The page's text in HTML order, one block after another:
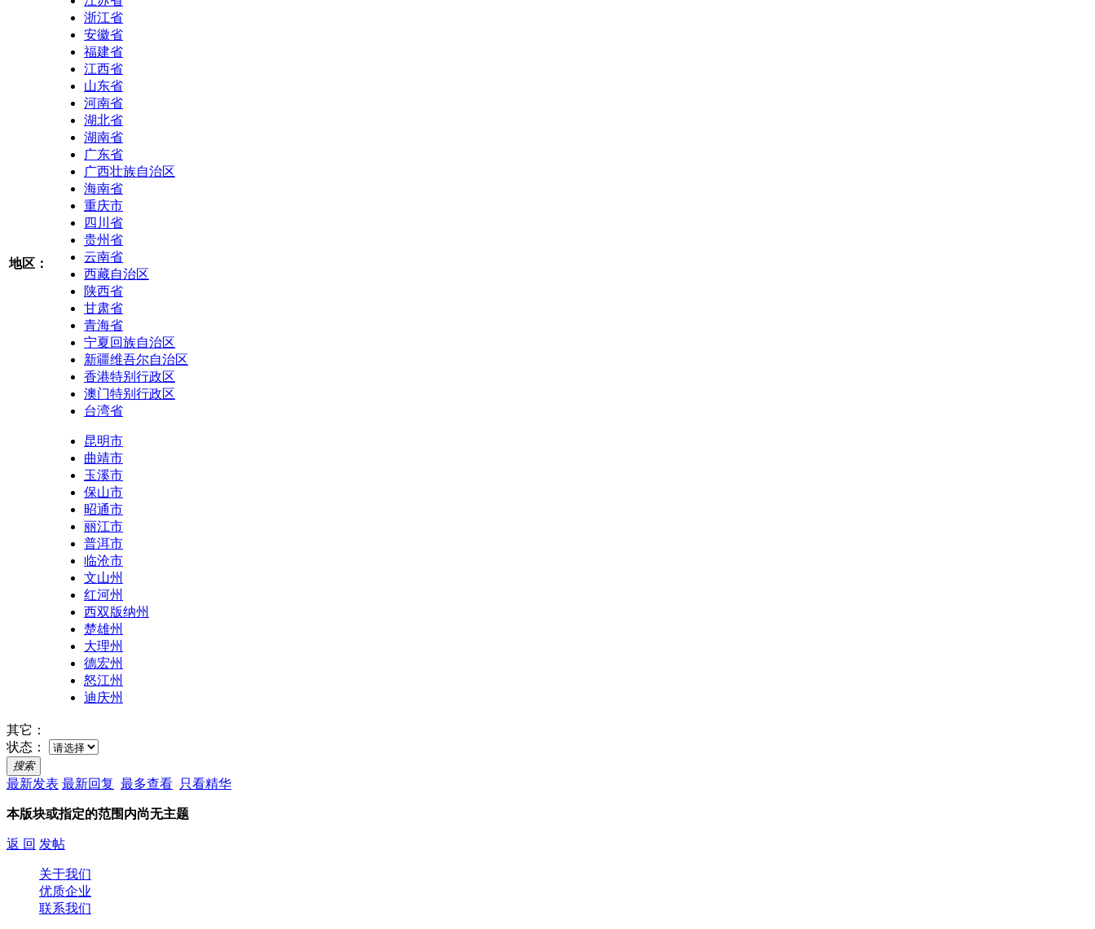
地区：
浙江省
安徽省
福建省
江西省
山东省
河南省
湖北省
湖南省
广东省
广西壮族自治区
海南省
重庆市
四川省
贵州省
云南省
西藏自治区
陕西省
甘肃省
青海省
宁夏回族自治区
新疆维吾尔自治区
香港特别行政区
澳门特别行政区
台湾省
昆明市
曲靖市
玉溪市
保山市
昭通市
丽江市
普洱市
临沧市
文山州
红河州
西双版纳州
楚雄州
大理州
德宏州
怒江州
迪庆州
其它：
状态：
搜索
最新发表 最新回复 最多查看 只看精华
本版块或指定的范围内尚无主题
返 回 发帖
关于我们
优质企业
联系我们